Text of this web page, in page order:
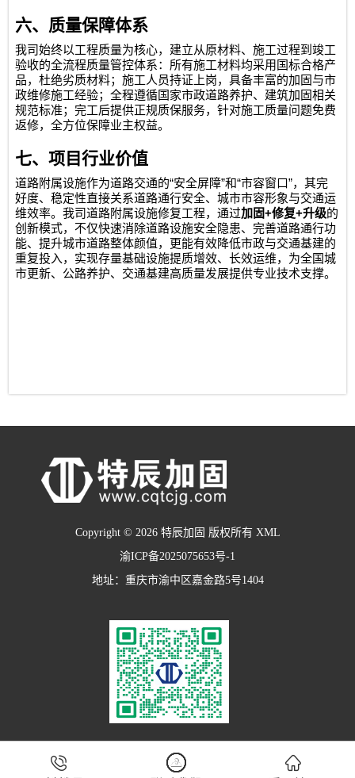
六、质量保障体系
我司始终以工程质量为核心，建立从原材料、施工过程到竣工
验收的全流程质量管控体系：所有施工材料均采用国标合格产
品，杜绝劣质材料；施工人员持证上岗，具备丰富的加固与市
政维修施工经验；全程遵循国家市政道路养护、建筑加固相关
规范标准；完工后提供正规质保服务，针对施工质量问题免费
返修，全方位保障业主权益。
七、项目行业价值
道路附属设施作为道路交通的“安全屏障”和“市容窗口”，其完
好度、稳定性直接关系道路通行安全、城市市容形象与交通运
维效率。我司道路附属设施修复工程，通过加固+修复+升级的
创新模式，不仅快速消除道路设施安全隐患、完善道路通行功
能、提升城市道路整体颜值，更能有效降低市政与交通基建的
重复投入，实现存量基础设施提质增效、长效运维，为全国城
市更新、公路养护、交通基建高质量发展提供专业技术支撑。
Copyright © 2026 特辰加固 版权所有 XML
渝ICP备2025075653号-1
地址：重庆市渝中区嘉金路5号1404
  